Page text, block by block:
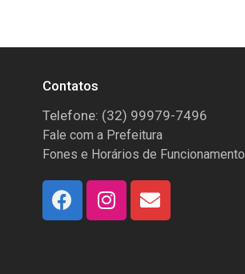
Contatos
Telefone: (32) 99979-7496
Fale com a Prefeitura
Fones e Horários de Funcionamento